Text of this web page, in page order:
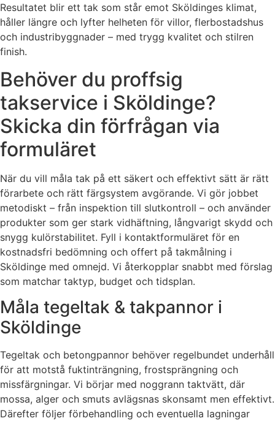
Resultatet blir ett tak som står emot Sköldinges klimat,
håller längre och lyfter helheten för villor, flerbostadshus
och industribyggnader – med trygg kvalitet och stilren
finish.
Behöver du proffsig
takservice i Sköldinge?
Skicka din förfrågan via
formuläret
När du vill måla tak på ett säkert och effektivt sätt är rätt
förarbete och rätt färgsystem avgörande. Vi gör jobbet
metodiskt – från inspektion till slutkontroll – och använder
produkter som ger stark vidhäftning, långvarigt skydd och
snygg kulörstabilitet. Fyll i kontaktformuläret för en
kostnadsfri bedömning och offert på takmålning i
Sköldinge med omnejd. Vi återkopplar snabbt med förslag
som matchar taktyp, budget och tidsplan.
Måla tegeltak & takpannor i
Sköldinge
Tegeltak och betongpannor behöver regelbundet underhåll
för att motstå fuktinträngning, frostsprängning och
missfärgningar. Vi börjar med noggrann taktvätt, där
mossa, alger och smuts avlägsnas skonsamt men effektivt.
Därefter följer förbehandling och eventuella lagningar